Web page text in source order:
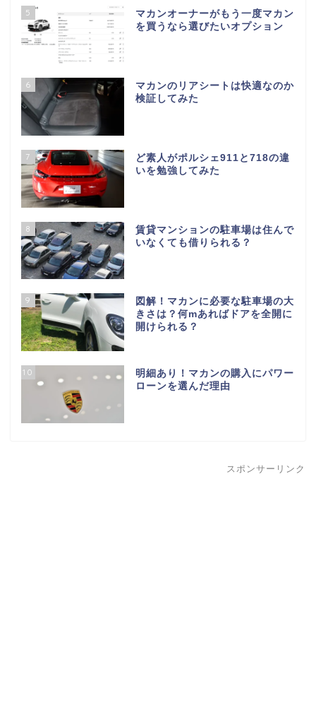
5
マカンオーナーがもう一度マカン
を買うなら選びたいオプション
6
マカンのリアシートは快適なのか
検証してみた
7
ど素人がポルシェ911と718の違
いを勉強してみた
8
賃貸マンションの駐車場は住んで
いなくても借りられる？
9
図解！マカンに必要な駐車場の大
きさは？何mあればドアを全開に
開けられる？
10
明細あり！マカンの購入にパワー
ローンを選んだ理由
スポンサーリンク